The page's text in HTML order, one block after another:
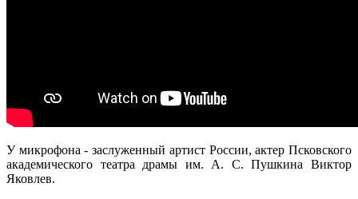
У микрофона - заслуженный артист России, актер Псковского
академического театра драмы им. А. С. Пушкина Виктор
Яковлев.